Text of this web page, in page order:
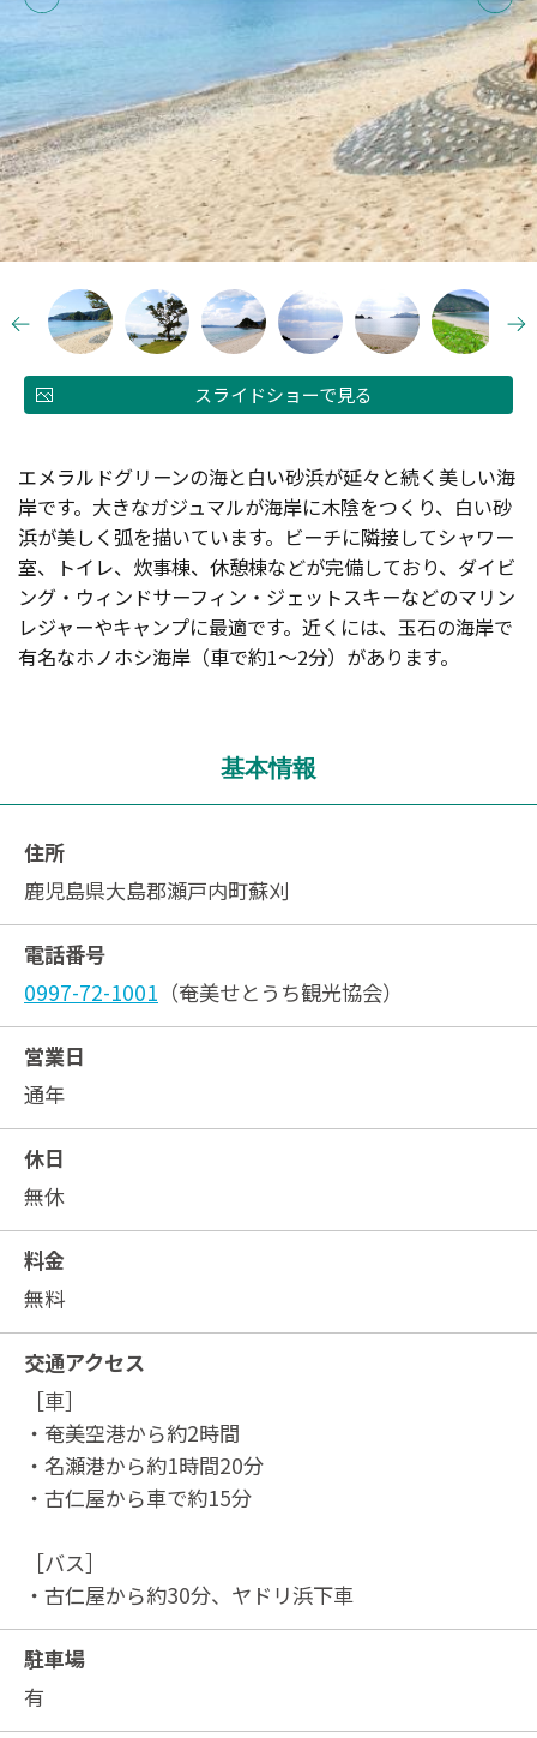
スライドショーで見る
エメラルドグリーンの海と白い砂浜が延々と続く美しい海
岸です。大きなガジュマルが海岸に木陰をつくり、白い砂
浜が美しく弧を描いています。ビーチに隣接してシャワー
室、トイレ、炊事棟、休憩棟などが完備しており、ダイビ
ング・ウィンドサーフィン・ジェットスキーなどのマリン
レジャーやキャンプに最適です。近くには、玉石の海岸で
有名なホノホシ海岸（車で約1～2分）があります。
基本情報
住所
鹿児島県大島郡瀬戸内町蘇刈
電話番号
0997-72-1001 （奄美せとうち観光協会）
営業日
通年
休日
無休
料金
無料
交通アクセス
［車］
・奄美空港から約2時間
・名瀬港から約1時間20分
・古仁屋から車で約15分
［バス］
・古仁屋から約30分、ヤドリ浜下車
駐車場
有